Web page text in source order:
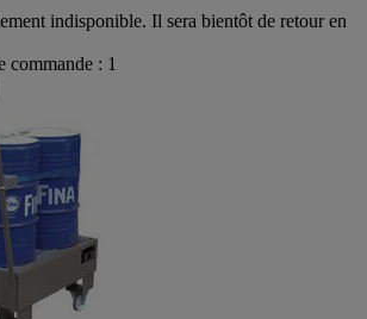
indisponible. Il sera bientôt de retour en
commande : 1